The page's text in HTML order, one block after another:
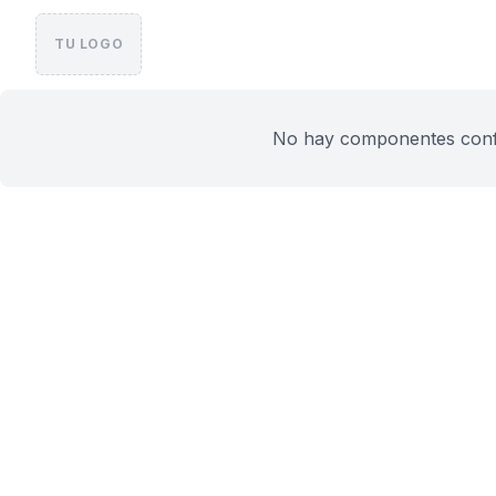
TU LOGO
No hay componentes